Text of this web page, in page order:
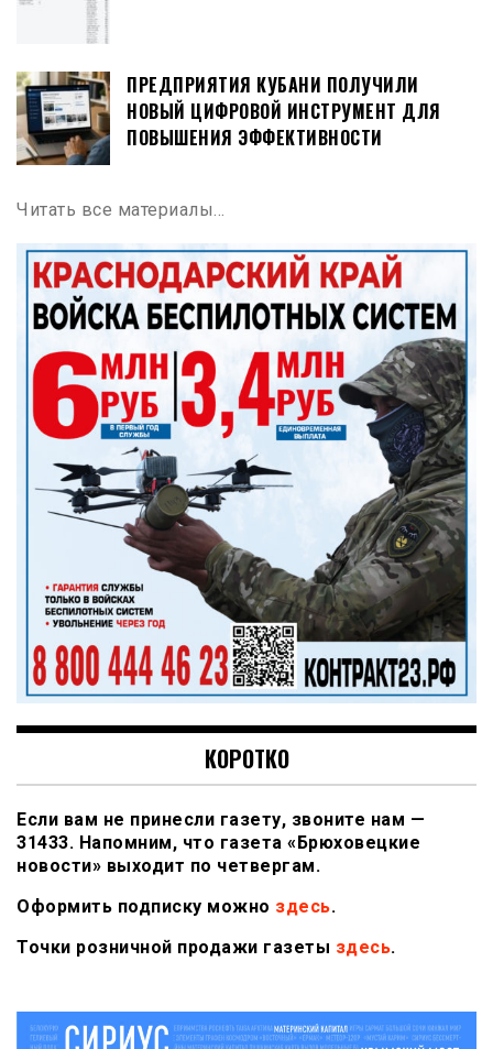
ПРЕДПРИЯТИЯ КУБАНИ ПОЛУЧИЛИ
НОВЫЙ ЦИФРОВОЙ ИНСТРУМЕНТ ДЛЯ
ПОВЫШЕНИЯ ЭФФЕКТИВНОСТИ
Читать все материалы…
КОРОТКО
Если вам не принесли газету, звоните нам —
31433. Напомним, что газета «Брюховецкие
новости» выходит по четвергам.
Оформить подписку можно здесь.
Точки розничной продажи газеты здесь.